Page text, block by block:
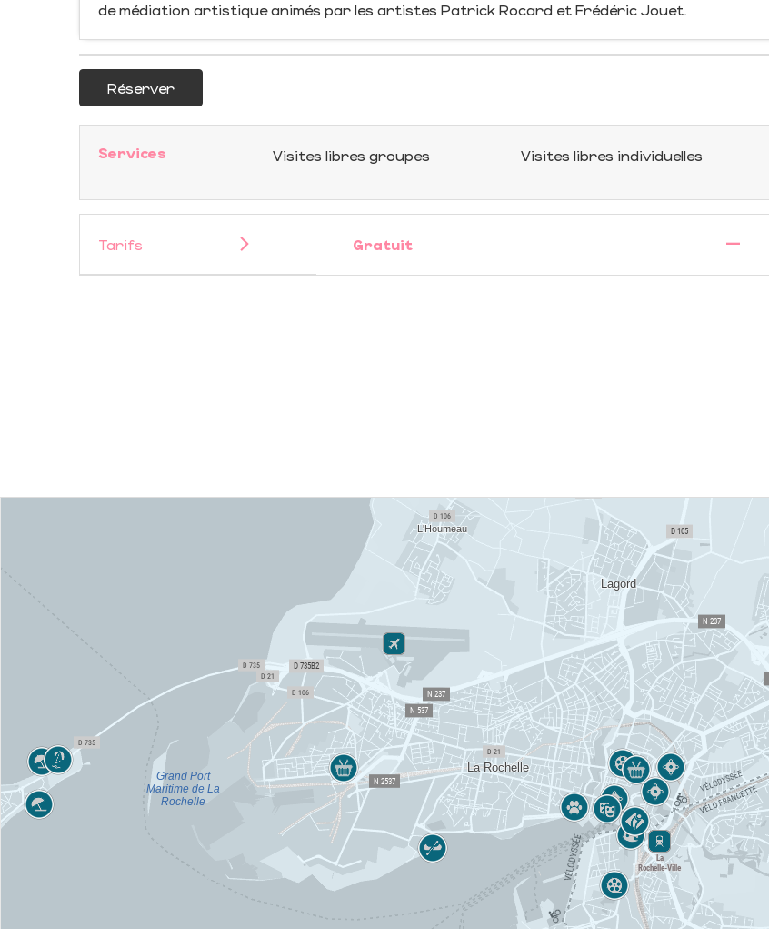
de médiation artistique animés par les artistes Patrick Rocard et Frédéric Jouet.
Réserver
Services Visites libres groupes Visites libres individuelles
Tarifs Gratuit —